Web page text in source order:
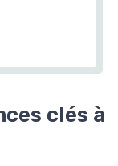
clés à